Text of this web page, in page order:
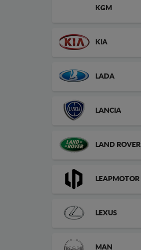
KGM
KIA
LADA
LANCIA
LAND ROVER
LEAPMOTOR
LEXUS
MAN